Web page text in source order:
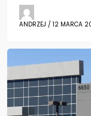
ANDRZEJ / 12 MARCA